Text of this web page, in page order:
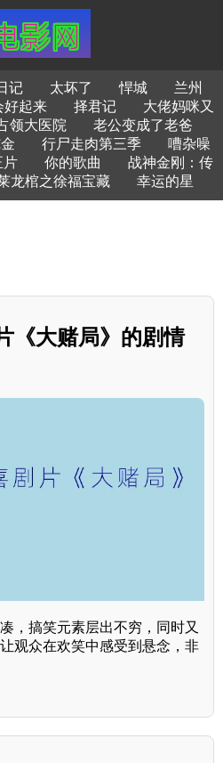
记 太坏了 悍城
兰州
好起来 择君记
大佬妈咪又
领大医院
老公变成了老爸
行尸走肉第三季
嘈杂噪
片 你的歌曲
战神金刚：传
龙棺之徐福宝藏 幸运的星
《大赌局》的剧情
，搞笑元素层出不穷，同时又
观众在欢笑中感受到悬念，非